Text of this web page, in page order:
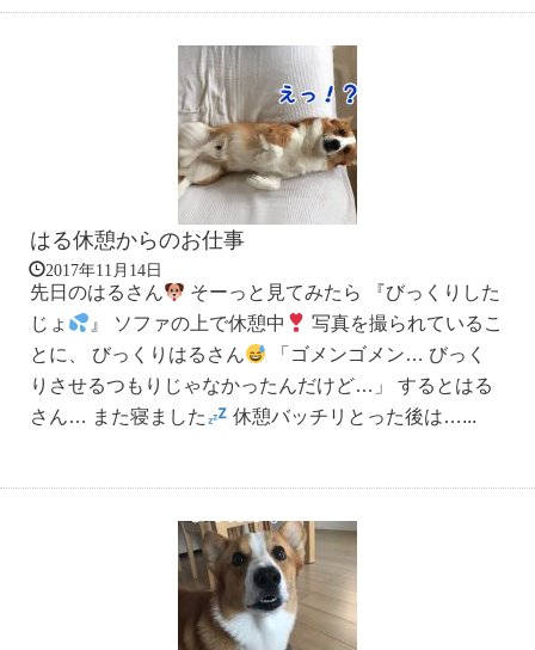
はる休憩からのお仕事
2017年11月14日
先日のはるさん
そーっと見てみたら 『びっくりした
じょ
』 ソファの上で休憩中
写真を撮られているこ
とに、 びっくりはるさん
「ゴメンゴメン… びっく
りさせるつもりじゃなかったんだけど…」 するとはる
さん… また寝ました
休憩バッチリとった後は…...